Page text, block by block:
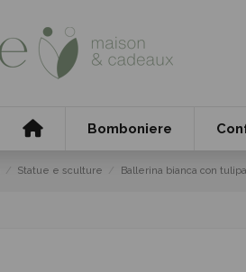
Bomboniere
Statue e sculture Ballerina bianca con